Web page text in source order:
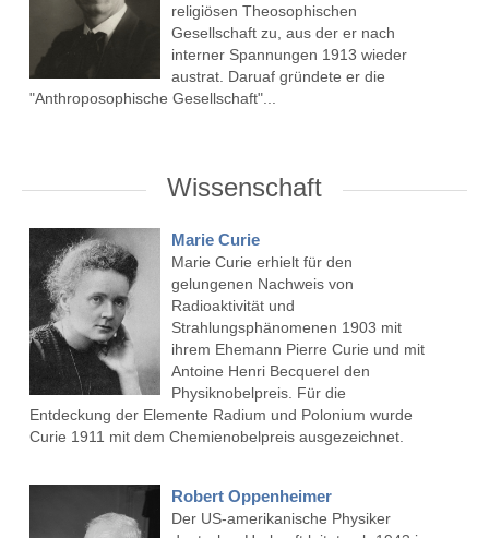
religiösen Theosophischen
Gesellschaft zu, aus der er nach
interner Spannungen 1913 wieder
austrat. Daruaf gründete er die
"Anthroposophische Gesellschaft"...
Wissenschaft
Marie Curie
Marie Curie erhielt für den
gelungenen Nachweis von
Radioaktivität und
Strahlungsphänomenen 1903 mit
ihrem Ehemann Pierre Curie und mit
Antoine Henri Becquerel den
Physiknobelpreis. Für die
Entdeckung der Elemente Radium und Polonium wurde
Curie 1911 mit dem Chemienobelpreis ausgezeichnet.
Robert Oppenheimer
Der US-amerikanische Physiker